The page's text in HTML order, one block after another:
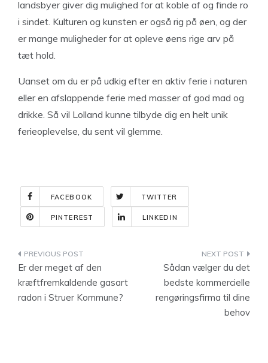
landsbyer giver dig mulighed for at koble af og finde ro
i sindet. Kulturen og kunsten er også rig på øen, og der
er mange muligheder for at opleve øens rige arv på
tæt hold.
Uanset om du er på udkig efter en aktiv ferie i naturen
eller en afslappende ferie med masser af god mad og
drikke. Så vil Lolland kunne tilbyde dig en helt unik
ferieoplevelse, du sent vil glemme.
FACEBOOK TWITTER
PINTEREST LINKEDIN
Indlægsnavigation
Er der meget af den
kræftfremkaldende gasart
radon i Struer Kommune?
Sådan vælger du det
bedste kommercielle
rengøringsfirma til dine
behov